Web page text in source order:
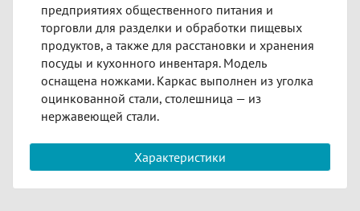
предприятиях общественного питания и
торговли для разделки и обработки пищевых
продуктов, а также для расстановки и хранения
посуды и кухонного инвентаря. Модель
оснащена ножками. Каркас выполнен из уголка
оцинкованной стали, столешница — из
нержавеющей стали.
Характеристики